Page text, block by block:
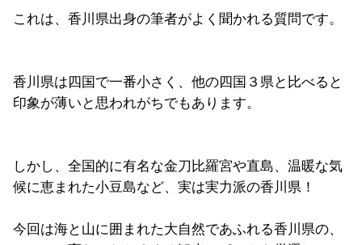
これは、香川県出身の筆者がよく聞かれる質問です。
香川県は四国で一番小さく、他の四国３県と比べると
印象が薄いと思われがちでもあります。
しかし、全国的に有名な金刀比羅宮や直島、温暖な気
候に恵まれた小豆島など、実は実力派の香川県！
今回は海と山に囲まれた大自然であふれる香川県の、